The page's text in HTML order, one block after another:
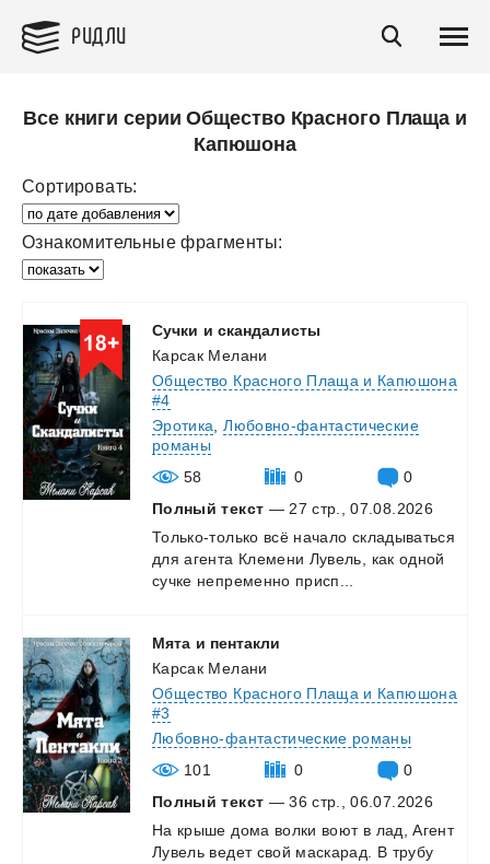
РИДЛИ
Все книги серии Общество Красного Плаща и
Капюшона
Сортировать:
Ознакомительные фрагменты:
Сучки и скандалисты
Карсак Мелани
Общество Красного Плаща и Капюшона
#4
Эротика ,Любовно-фантастические
романы
58
0
0
Полный текст — 27 стр., 07.08.2026
Только-только всё начало складываться
для агента Клемени Лувель, как одной
сучке непременно присп...
Мята и пентакли
Карсак Мелани
Общество Красного Плаща и Капюшона
#3
Любовно-фантастические романы
101
0
0
Полный текст — 36 стр., 06.07.2026
На крыше дома волки воют в лад,
Агент
Лувель ведет свой маскарад. В трубу